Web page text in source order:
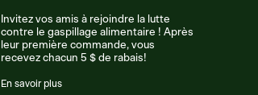
Invitez vos amis à rejoindre la lutte
contre le gaspillage alimentaire ! Après
leur première commande, vous
recevez chacun 5 $ de rabais!
En savoir plus